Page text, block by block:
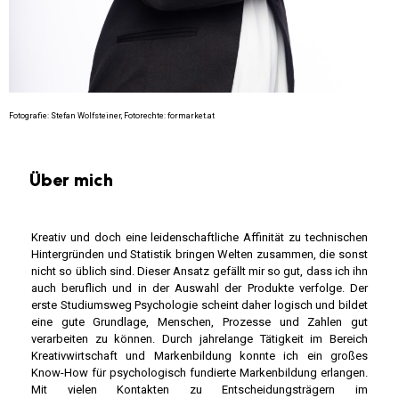
Fotografie: Stefan Wolfsteiner, Fotorechte: formarket.at
Über mich
Kreativ und doch eine leidenschaftliche Affinität zu technischen
Hintergründen und Statistik bringen Welten zusammen, die sonst
nicht so üblich sind. Dieser Ansatz gefällt mir so gut, dass ich ihn
auch beruflich und in der Auswahl der Produkte verfolge. Der
erste Studiumsweg Psychologie scheint daher logisch und bildet
eine gute Grundlage, Menschen, Prozesse und Zahlen gut
verarbeiten zu können. Durch jahrelange Tätigkeit im Bereich
Kreativwirtschaft und Markenbildung konnte ich ein großes
Know-How für psychologisch fundierte Markenbildung erlangen.
Mit vielen Kontakten zu Entscheidungsträgern im